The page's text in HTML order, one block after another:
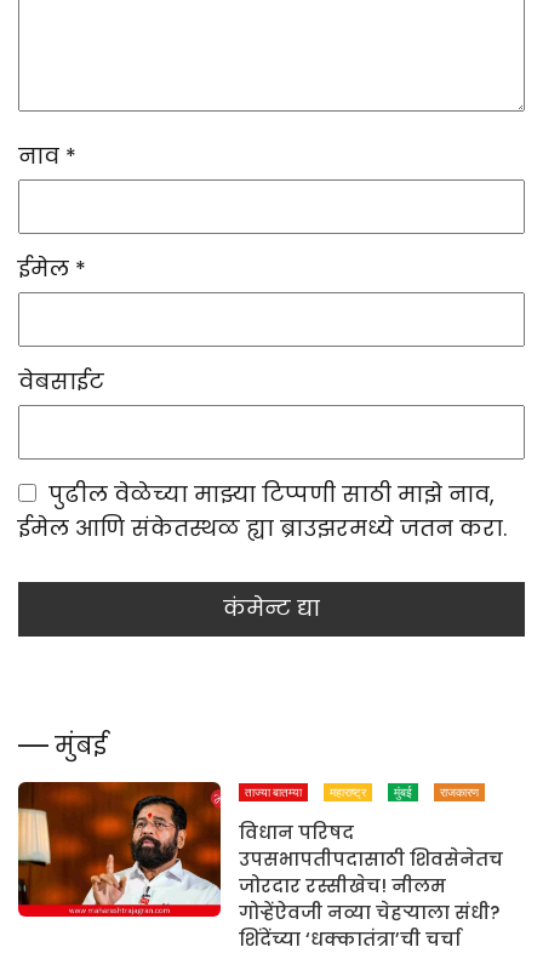
नाव *
ईमेल *
वेबसाईट
पुढील वेळेच्या माझ्या टिप्पणी साठी माझे नाव,
ईमेल आणि संकेतस्थळ ह्या ब्राउझरमध्ये जतन करा.
मुंबई
ताज्या बातम्या महाराष्ट्र मुंबई राजकारण
विधान परिषद
उपसभापतीपदासाठी शिवसेनेतच
जोरदार रस्सीखेच! नीलम
गोऱ्हेंऐवजी नव्या चेहऱ्याला संधी?
शिंदेंच्या ‘धक्कातंत्रा’ची चर्चा